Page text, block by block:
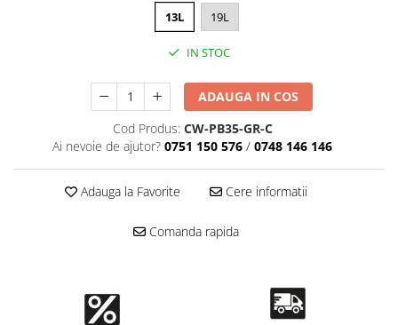
CONSUMABILE AUTO
13L 19L
IN STOC
ADAUGA IN COS
Cod Produs: CW-PB35-GR-C
Ai nevoie de ajutor? 0751 150 576 / 0748 146 146
Adauga la Favorite Cere informatii
Comanda rapida